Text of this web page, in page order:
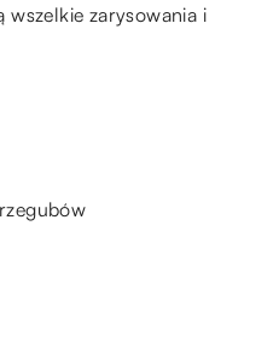
wszelkie zarysowania i